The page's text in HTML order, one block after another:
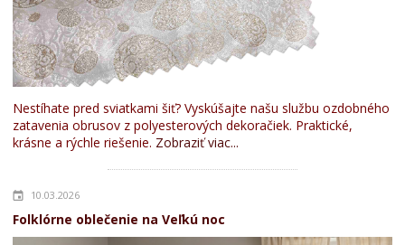
Nestíhate pred sviatkami šiť? Vyskúšajte našu službu ozdobného
zatavenia obrusov z polyesterových dekoračiek. Praktické,
krásne a rýchle riešenie. Zobraziť viac...
10.03.2026
Folklórne oblečenie na Veľkú noc